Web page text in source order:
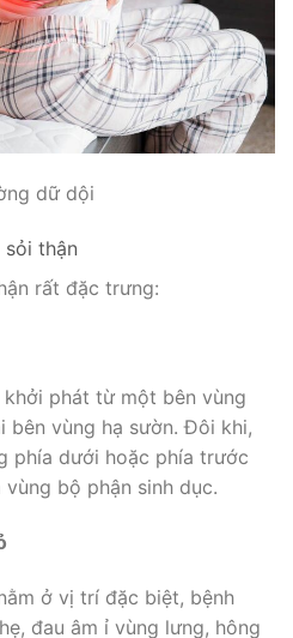
dữ dội
sỏi thận
rất đặc trưng:
phát từ một bên vùng
bên vùng hạ sườn. Đôi khi,
phía dưới hoặc phía trước
bộ phận sinh dục.
ở vị trí đặc biệt, bệnh
đau âm ỉ vùng lưng, hông